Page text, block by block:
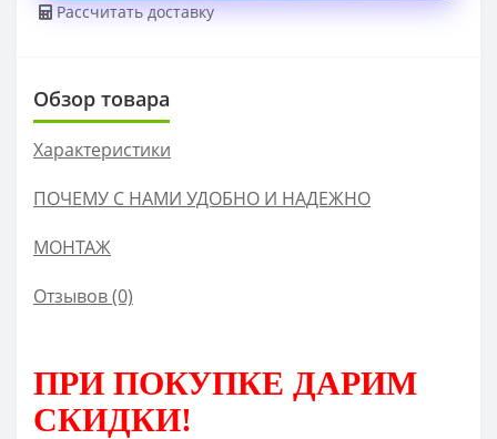
Рассчитать доставку
Обзор товара
Характеристики
ПОЧЕМУ С НАМИ УДОБНО И НАДЕЖНО
МОНТАЖ
Отзывов (0)
ПРИ ПОКУПКЕ ДАРИМ
СКИДКИ!